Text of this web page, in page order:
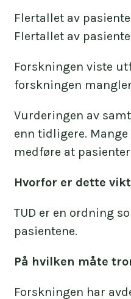
Flertallet av
Flertallet av
Forskningen viste
forskningen
Vurderingen av
enn tidligere.
medføre at
Hvorfor er dette
TUD er en ordning
pasientene.
På hvilken måte
Forskningen har